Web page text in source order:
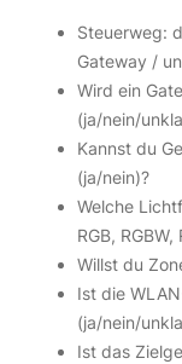
Steuerweg:
Gateway /
Wird ein
(ja/nein/
Kannst du
(ja/nein)?
Welche
RGB, RGBW,
Willst du
Ist die
(ja/nein/
Ist das